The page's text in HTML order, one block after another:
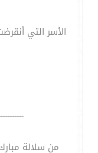
الأسر التي
من سلالة